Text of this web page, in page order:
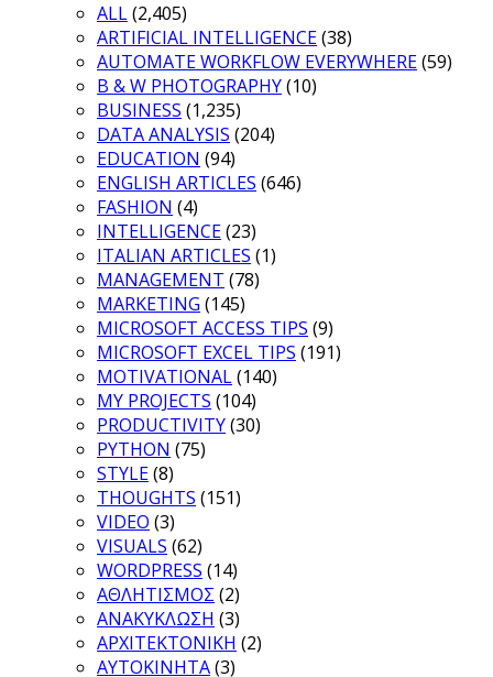
ALL(2,405)
ARTIFICIAL INTELLIGENCE(38)
AUTOMATE WORKFLOW EVERYWHERE(59)
B & W PHOTOGRAPHY(10)
BUSINESS (1,235)
DATA ANALYSIS (204)
EDUCATION (94)
ENGLISH ARTICLES (646)
FASHION (4)
INTELLIGENCE(23)
ITALIAN ARTICLES (1)
MANAGEMENT (78)
MARKETING (145)
MICROSOFT ACCESS TIPS (9)
MICROSOFT EXCEL TIPS (191)
MOTIVATIONAL(140)
MY PROJECTS (104)
PRODUCTIVITY(30)
PYTHON (75)
STYLE(8)
THOUGHTS (151)
VIDEO (3)
VISUALS (62)
WORDPRESS (14)
ΑΘΛΗΤΙΣΜΟΣ (2)
ΑΝΑΚΥΚΛΩΣΗ (3)
ΑΡΧΙΤΕΚΤΟΝΙΚΗ (2)
ΑΥΤΟΚΙΝΗΤΑ(3)